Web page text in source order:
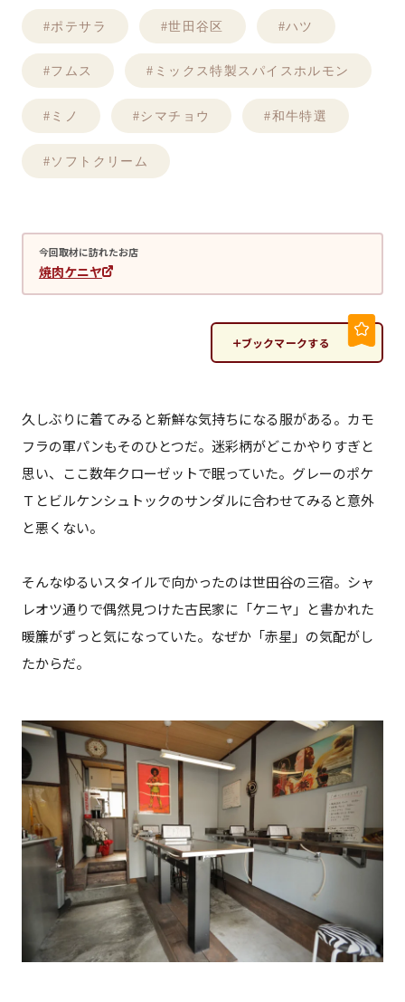
#ポテサラ #世田谷区 #ハツ
#フムス #ミックス特製スパイスホルモン
#ミノ #シマチョウ #和牛特選
#ソフトクリーム
今回取材に訪れたお店
焼肉ケニヤ
ブックマークする
久しぶりに着てみると新鮮な気持ちになる服がある。カモ
フラの軍パンもそのひとつだ。迷彩柄がどこかやりすぎと
思い、ここ数年クローゼットで眠っていた。グレーのポケ
Ｔとビルケンシュトックのサンダルに合わせてみると意外
と悪くない。
そんなゆるいスタイルで向かったのは世田谷の三宿。シャ
レオツ通りで偶然見つけた古民家に「ケニヤ」と書かれた
暖簾がずっと気になっていた。なぜか「赤星」の気配がし
たからだ。